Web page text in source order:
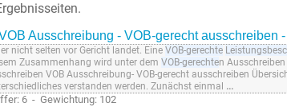
Ausschreibung - VOB-gerecht ausschreiben
nicht selten vor Gericht landet. Eine VOB-gerechte
Zusammenhang wird unter dem VOB-gerechten
VOB Ausschreibung- VOB-gerecht ausschreiben
verstanden werden. Zunächst einmal ...
6 - Gewichtung: 102